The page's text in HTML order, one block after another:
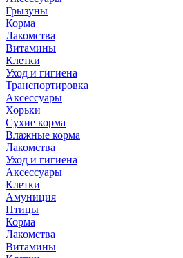
Грызуны
Корма
Лакомства
Витамины
Клетки
Уход и гигиена
Транспортировка
Аксессуары
Хорьки
Сухие корма
Влажные корма
Лакомства
Уход и гигиена
Аксессуары
Клетки
Амуниция
Птицы
Корма
Лакомства
Витамины